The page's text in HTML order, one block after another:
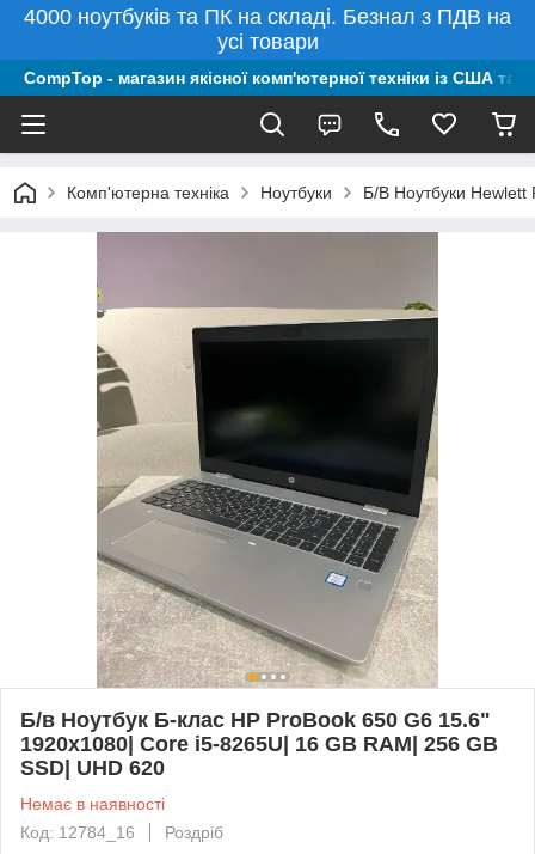
4000 ноутбуків та ПК на складі. Безнал з ПДВ на
усі товари
CompTop - магазин якісної комп'ютерної техніки із США та
Комп'ютерна техніка Ноутбуки Б/В Ноутбуки Hewlett
Б/в Ноутбук Б-клас HP ProBook 650 G6 15.6"
1920x1080| Core i5-8265U| 16 GB RAM| 256 GB
SSD| UHD 620
Немає в наявності
Код: 12784_16
Роздріб